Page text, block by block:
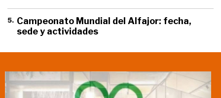
5. Campeonato Mundial del Alfajor: fecha,
sede y actividades